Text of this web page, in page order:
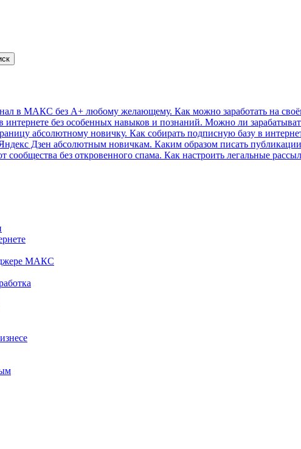
в МАКС без А+ любому желающему. Как можно заработать на
интернете без особенных навыков и познаний. Можно ли
абсолютному новичку. Как собирать подписную базу в
Дзен абсолютным новичкам. Каким образом писать
сообщества без откровенного спама. Как настроить легальные
МАКС